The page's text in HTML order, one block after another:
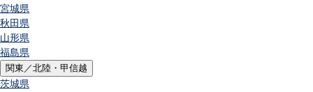
宮城県
秋田県
山形県
福島県
関東／北陸・甲信越
茨城県